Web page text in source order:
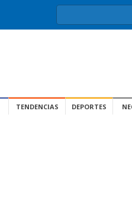
TENDENCIAS DEPORTES